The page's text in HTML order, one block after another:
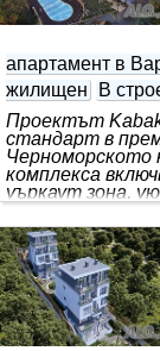
апартамент в
жилищен
В
Проектът
стандарт в
Черноморското
комплекса
уъркаут зона,
детска
предвидени
контролиран
хотелът в
възможност за
под наем в един
Варна. Това е
имота не само